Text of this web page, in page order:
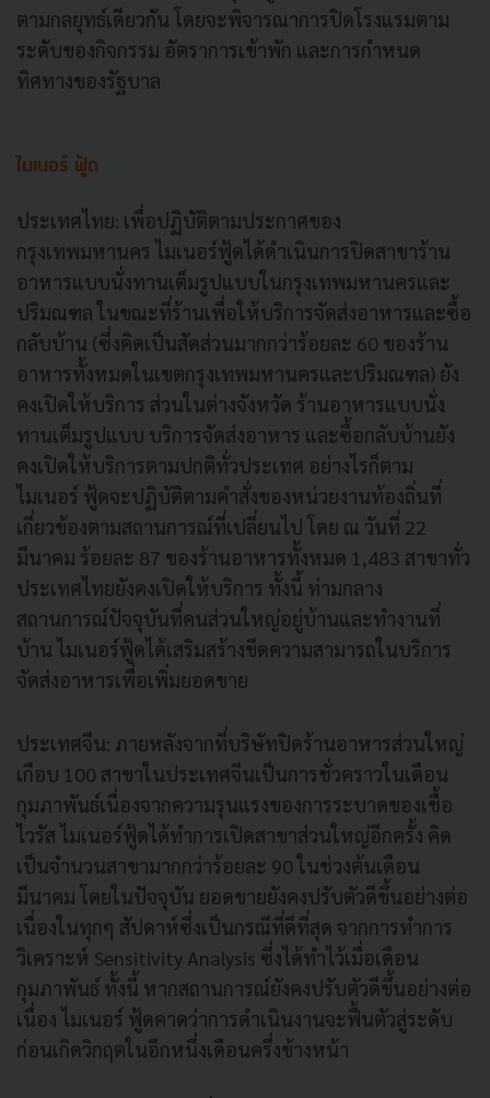
ตามกลยุทธ์เดียวกัน โดยจะพิจารณาการปิดโรงแรมตาม
ระดับของกิจกรรม อัตราการเข้าพัก และการกําหนด
ทิศทางของรัฐบาล
ไมเนอร์ ฟู้ด
ประเทศไทย: เพื่อปฏิบัติตามประกาศของ
กรุงเทพมหานคร ไมเนอร์ฟู้ดได้ดําเนินการปิดสาขาร้าน
อาหารแบบนั่งทานเต็มรูปแบบในกรุงเทพมหานครและ
ปริมณฑล ในขณะที่ร้านเพื่อให้บริการจัดส่งอาหารและซื้อ
กลับบ้าน (ซึ่งคิดเป็นสัดส่วนมากกว่าร้อยละ 60 ของร้าน
อาหารทั้งหมดในเขตกรุงเทพมหานครและปริมณฑล) ยัง
คงเปิดให้บริการ ส่วนในต่างจังหวัด ร้านอาหารแบบนั่ง
ทานเต็มรูปแบบ บริการจัดส่งอาหาร และซื้อกลับบ้านยัง
คงเปิดให้บริการตามปกติทั่วประเทศ อย่างไรก็ตาม
ไมเนอร์ ฟู้ดจะปฏิบัติตามคําสั่งของหน่วยงานท้องถิ่นที่
เกี่ยวข้องตามสถานการณ์ที่เปลี่ยนไป โดย ณ วันที่ 22
มีนาคม ร้อยละ 87 ของร้านอาหารทั้งหมด 1,483 สาขาทั่ว
ประเทศไทยยังคงเปิดให้บริการ ทั้งนี้ ท่ามกลาง
สถานการณ์ปัจจุบันที่คนส่วนใหญ่อยู่บ้านและทํางานที่
บ้าน ไมเนอร์ฟู้ดได้เสริมสร้างขีดความสามารถในบริการ
จัดส่งอาหารเพื่อเพิ่มยอดขาย
ประเทศจีน: ภายหลังจากที่บริษัทปิดร้านอาหารส่วนใหญ่
เกือบ 100 สาขาในประเทศจีนเป็นการชั่วคราวในเดือน
กุมภาพันธ์เนื่องจากความรุนแรงของการระบาดของเชื้อ
ไวรัส ไมเนอร์ฟู้ดได้ทําการเปิดสาขาส่วนใหญ่อีกครั้ง คิด
เป็นจํานวนสาขามากกว่าร้อยละ 90 ในช่วงต้นเดือน
มีนาคม โดยในปัจจุบัน ยอดขายยังคงปรับตัวดีขึ้นอย่างต่อ
เนื่องในทุกๆ สัปดาห์ซึ่งเป็นกรณีที่ดีที่สุด จากการทําการ
วิเคราะห์ Sensitivity Analysis ซึ่งได้ทําไว้เมื่อเดือน
กุมภาพันธ์ ทั้งนี้ หากสถานการณ์ยังคงปรับตัวดีขึ้นอย่างต่อ
เนื่อง ไมเนอร์ ฟู้ดคาดว่าการดําเนินงานจะฟื้นตัวสู่ระดับ
ก่อนเกิดวิกฤตในอีกหนึ่งเดือนครึ่งข้างหน้า